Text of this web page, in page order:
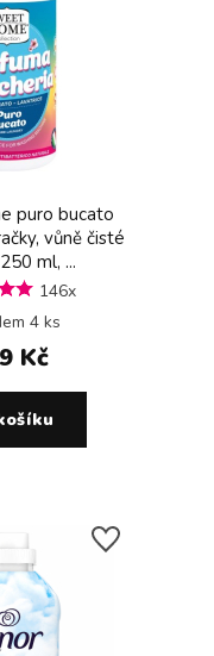
puro bucato
vůně čisté
ml, ...
146x
4 ks
Kč